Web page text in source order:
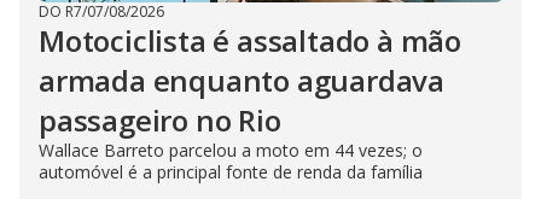
DO R7/07/08/2026
Motociclista é assaltado à mão
armada enquanto aguardava
passageiro no Rio
Wallace Barreto parcelou a moto em 44 vezes; o
automóvel é a principal fonte de renda da família